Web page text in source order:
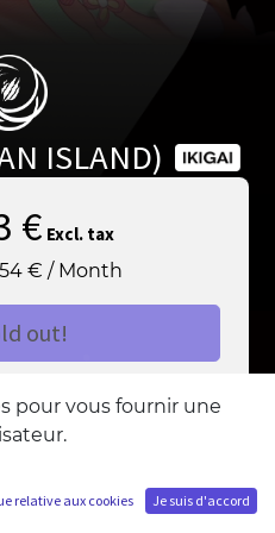
ISLAND)
€ Excl. tax
€ / Month
out!
waiting list
pour vous fournir une
relative aux cookies Je suis d'accord